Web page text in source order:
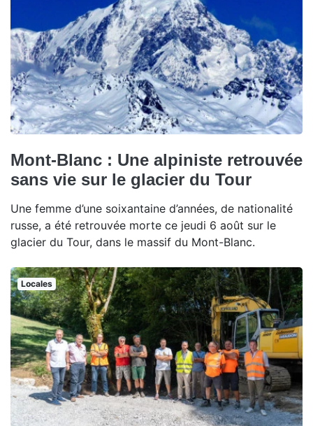
Mont-Blanc : Une alpiniste retrouvée
sans vie sur le glacier du Tour
Une femme d’une soixantaine d’années, de nationalité
russe, a été retrouvée morte ce jeudi 6 août sur le
glacier du Tour, dans le massif du Mont-Blanc.
Locales